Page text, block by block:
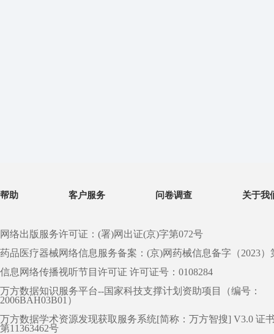
帮助 客户服务 问卷调查 关于我
网络出版服务许可证：(署)网出证(京)字第072号
药品医疗器械网络信息服务备案：(京)网药械信息备字（2023）
信息网络传播视听节目许可证 许可证号：0108284
万方数据知识服务平台--国家科技支撑计划资助项目（编号：
2006BAH03B01）
万方数据学术资源发现获取服务系统[简称：万方智搜] V3.0 证
第11363462号